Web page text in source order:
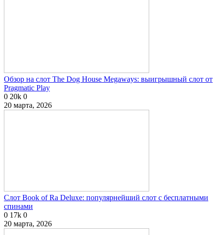
Обзор на слот The Dog House Megaways: выигрышный слот от
Pragmatic Play
0 20k 0
20 марта, 2026
Слот Book of Ra Deluxe: популярнейший слот с бесплатными
спинами
0 17k 0
20 марта, 2026